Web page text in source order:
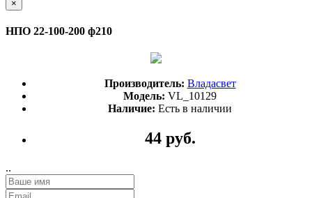
×
НПО 22-100-200 ф210
Производитель: Владасвет
Модель: VL_10129
Наличие: Есть в наличии
44 руб.
..